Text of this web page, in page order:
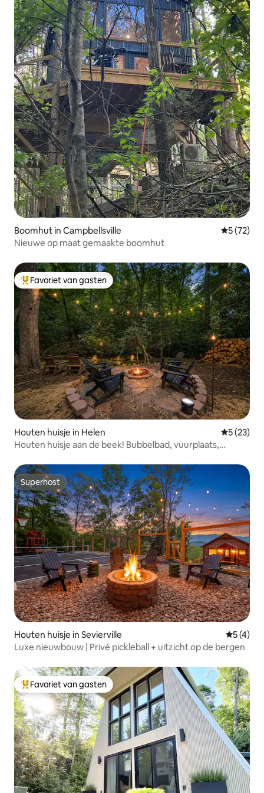
Boomhut in Campbellsville
5 (72)
Nieuwe op maat gemaakte boomhut
Topfavoriet van gasten
Favoriet van gasten
Houten huisje in Helen
5 (23)
Houten huisje aan de beek! Bubbelbad, vuurplaats,
Superhost
Superhost
Houten huisje in Sevierville
5 (4)
Luxe nieuwbouw | Privé pickleball + uitzicht op de bergen
Topfavoriet van gasten
Favoriet van gasten